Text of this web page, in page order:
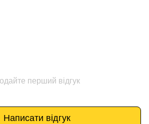
перший відгук
Написати відгук